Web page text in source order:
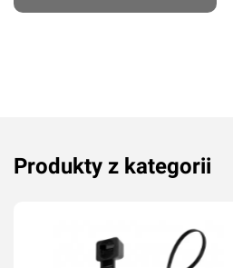
Produkty z kategorii